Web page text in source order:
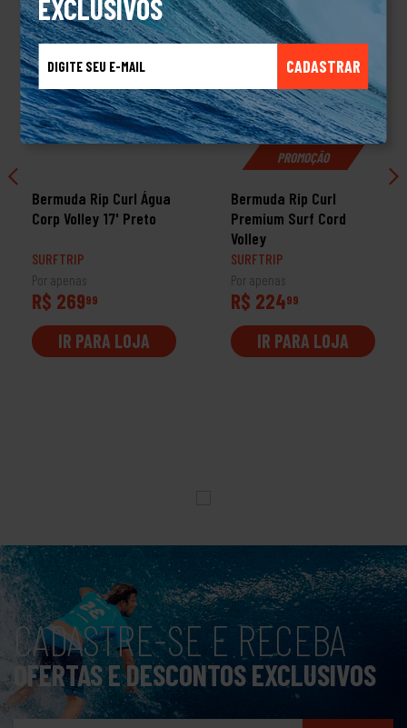
EXCLUSIVOS
CADASTRAR
Bermuda Rip Curl Água
Corp Volley 17' Preto
SURFTRIP
Por apenas
R$ 26999
IR PARA LOJA
PROMOÇÃO
Bermuda Rip Curl
Premium Surf Cord
Volley
SURFTRIP
Por apenas
R$ 22499
IR PARA LOJA
CADASTRE-SE E RECEBA
OFERTAS E DESCONTOS EXCLUSIVOS